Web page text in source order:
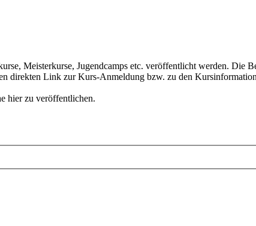
Meisterkurse, Jugendcamps etc. veröffentlicht werden. Die
direkten Link zur Kurs-Anmeldung bzw. zu den
hier zu veröffentlichen.